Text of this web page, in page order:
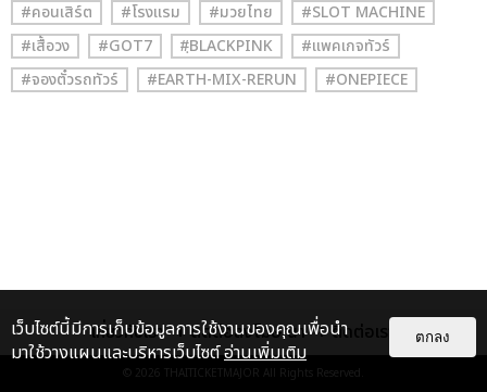
#คอนเสิร์ต #โรงแรม #มวยไทย
#SLOT MACHINE
#เสื้อวง
#GOT7 #ฺBLACKPINK
#แพคเกจทัวร์
#จองตั๋วรถทัวร์
#EARTH-MIX-RERUN #ONEPIECE
เกี่ยวกับเรา ติดต่อลงโฆษณา ติดต่อเรา
© 2026 THAITICKETMAJOR All Rights Reserved.
เว็บไซต์นี้มีการเก็บข้อมูลการใช้งานของคุณเพื่อนำ
มาใช้วางแผนและบริหารเว็บไซต์อ่านเพิ่มเติม
ตกลง